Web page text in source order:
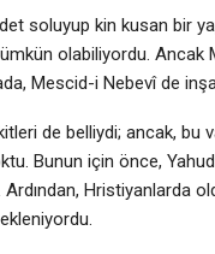
soluyup kin kusan bir
olabiliyordu.
Mescid-i Nebevî de
de belliydi; ancak, bu
Bunun için önce,
Ardından, Hristiyanlarda